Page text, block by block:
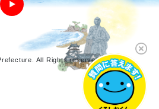
All Rights reserved.